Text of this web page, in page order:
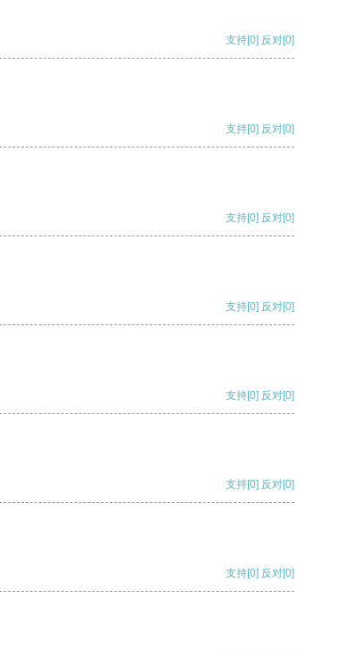
支持[0] 反对[0]
支持[0] 反对[0]
支持[0] 反对[0]
支持[0] 反对[0]
支持[0] 反对[0]
支持[0] 反对[0]
支持[0] 反对[0]